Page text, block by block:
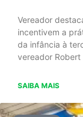
Vereador
incentivem a
da infância à
vereador
SAIBA MAIS